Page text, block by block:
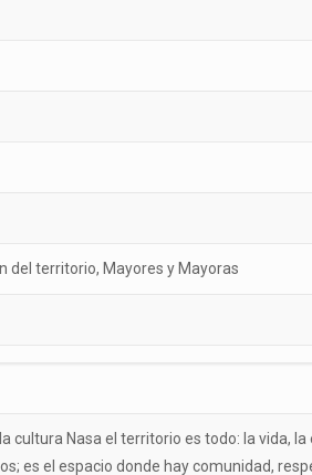
del territorio, Mayores y Mayoras
Nasa el territorio es todo: la vida, la
es el espacio donde hay comunidad,